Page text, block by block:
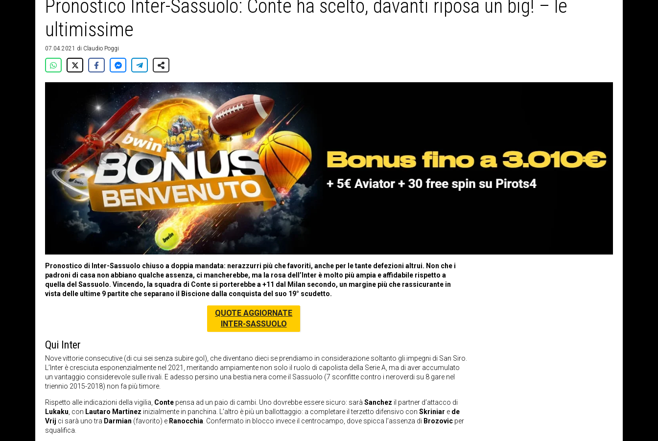
Pronostico Inter-Sassuolo: Conte ha scelto, davanti riposa un big! – le
ultimissime
07.04.2021 di Claudio Poggi
Pronostico di Inter-Sassuolo chiuso a doppia mandata: nerazzurri più che favoriti, anche per le tante defezioni altrui. Non che i
padroni di casa non abbiano qualche assenza, ci mancherebbe, ma la rosa dell’Inter è molto più ampia e affidabile rispetto a
quella del Sassuolo. Vincendo, la squadra di Conte si porterebbe a +11 dal Milan secondo, un margine più che rassicurante in
vista delle ultime 9 partite che separano il Biscione dalla conquista del suo 19° scudetto.
QUOTE AGGIORNATE
INTER-SASSUOLO
Qui Inter
Nove vittorie consecutive (di cui sei senza subire gol), che diventano dieci se prendiamo in considerazione soltanto gli impegni di San Siro.
L’Inter è cresciuta esponenzialmente nel 2021, meritando ampiamente non solo il ruolo di capolista della Serie A, ma di aver accumulato
un vantaggio considerevole sulle rivali. E adesso persino una bestia nera come il Sassuolo (7 sconfitte contro i neroverdi su 8 gare nel
triennio 2015-2018) non fa più timore.
Rispetto alle indicazioni della vigilia, Conte pensa ad un paio di cambi. Uno dovrebbe essere sicuro: sarà Sanchez il partner d’attacco di
Lukaku , con Lautaro Martinez inizialmente in panchina. L’altro è più un ballottaggio: a completare il terzetto difensivo con Skriniar e de
Vrij ci sarà uno tra Darmian (favorito) e Ranocchia . Confermato in blocco invece il centrocampo, dove spicca l’assenza di Brozovic per
squalifica.